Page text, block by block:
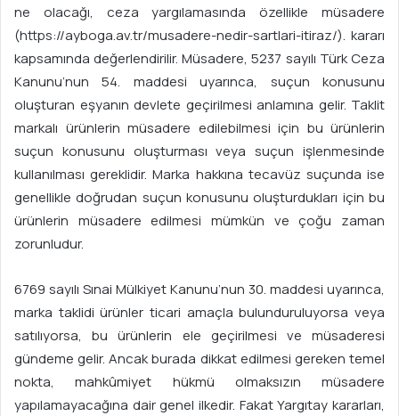
ne olacağı, ceza yargılamasında özellikle müsadere
(https://ayboga.av.tr/musadere-nedir-sartlari-itiraz/). kararı
kapsamında değerlendirilir. Müsadere, 5237 sayılı Türk Ceza
Kanunu’nun 54. maddesi uyarınca, suçun konusunu
oluşturan eşyanın devlete geçirilmesi anlamına gelir. Taklit
markalı ürünlerin müsadere edilebilmesi için bu ürünlerin
suçun konusunu oluşturması veya suçun işlenmesinde
kullanılması gereklidir. Marka hakkına tecavüz suçunda ise
genellikle doğrudan suçun konusunu oluşturdukları için bu
ürünlerin müsadere edilmesi mümkün ve çoğu zaman
zorunludur.
6769 sayılı Sınai Mülkiyet Kanunu’nun 30. maddesi uyarınca,
marka taklidi ürünler ticari amaçla bulunduruluyorsa veya
satılıyorsa, bu ürünlerin ele geçirilmesi ve müsaderesi
gündeme gelir. Ancak burada dikkat edilmesi gereken temel
nokta, mahkûmiyet hükmü olmaksızın müsadere
yapılamayacağına dair genel ilkedir. Fakat Yargıtay kararları,